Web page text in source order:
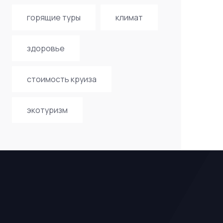
горящие туры климат
здоровье
стоимость круиза
экотуризм